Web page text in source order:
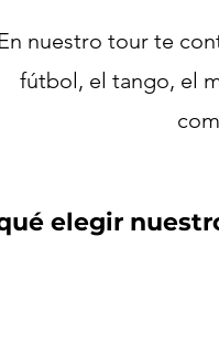
En nuestro tour te
fútbol, el tango, el
elegir